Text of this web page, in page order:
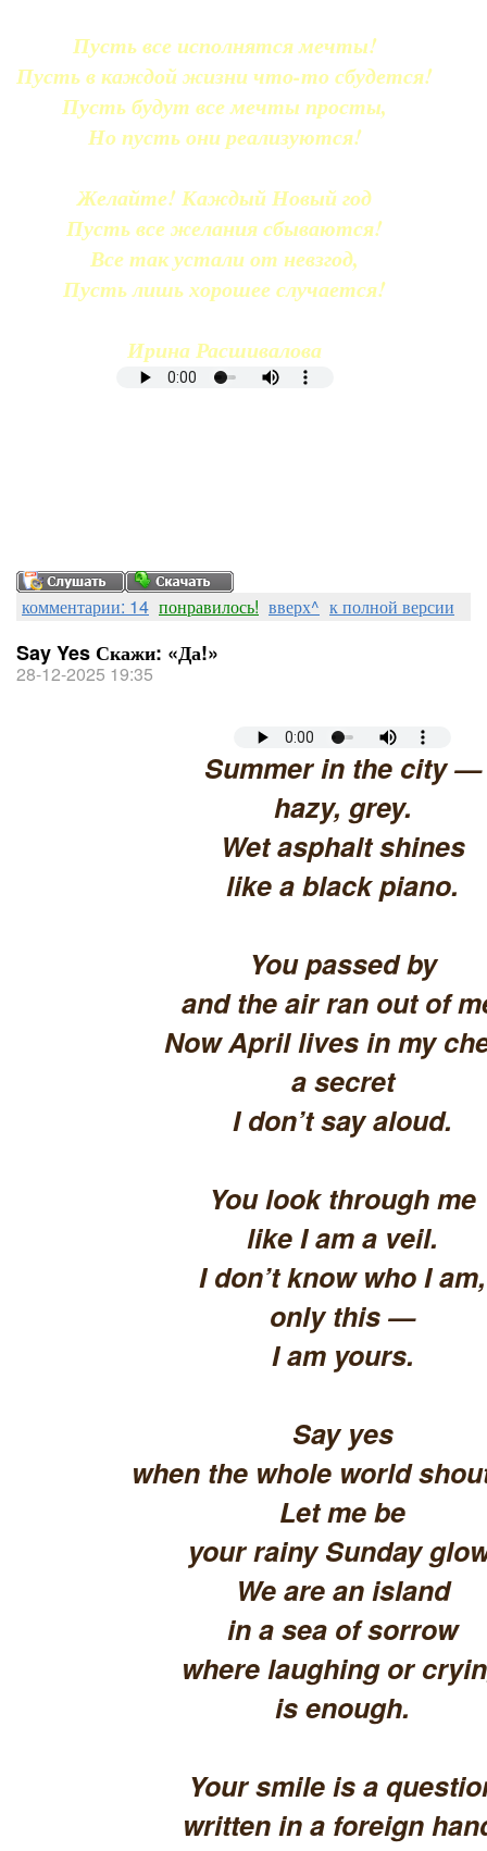
Пусть все исполнятся мечты!
Пусть в каждой жизни что-то сбудется!
Пусть будут все мечты просты,
Но пусть они реализуются!
Желайте! Каждый Новый год
Пусть все желания сбываются!
Все так устали от невзгод,
Пусть лишь хорошее случается!
Ирина Расшивалова
комментарии: 14 понравилось! вверх^ к полной версии
Say Yes Скажи: «Да!»
28-12-2025 19:35
Summer in the city —
hazy, grey.
Wet asphalt shines
like a black piano.
You passed by
and the air ran out of
Now April lives in my
a secret
I don’t say aloud.
You look through me
like I am a veil.
I don’t know who I am,
only this —
I am yours.
Say yes
when the whole world
Let me be
your rainy Sunday
We are an island
in a sea of sorrow
where laughing or
is enough.
Your smile is a
written in a foreign